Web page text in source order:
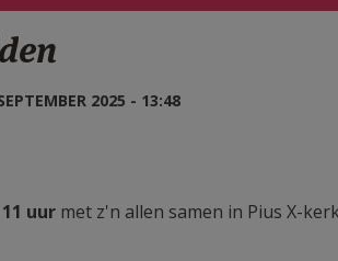
2025 - 13:48
11 uur met z'n allen samen in Pius X-